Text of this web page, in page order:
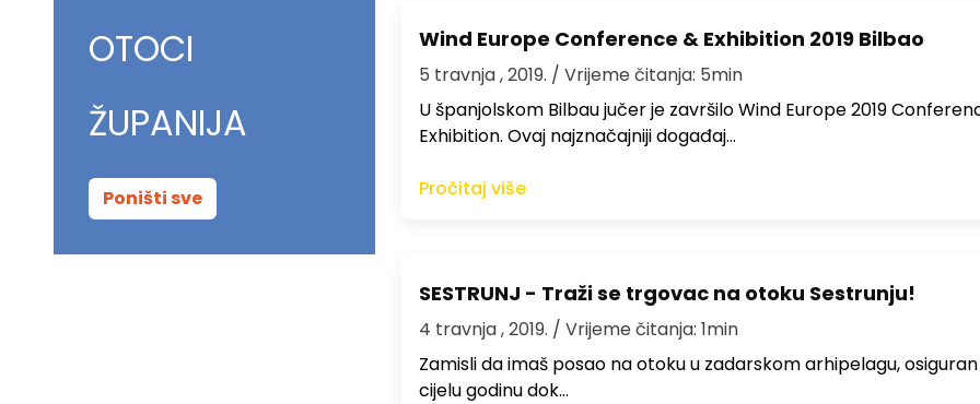
OTOCI
ŽUPANIJA
Poništi sve
Wind Europe Conference & Exhibition 2019 Bilbao
5 travnja , 2019. / Vrijeme čitanja: 5min
U španjolskom Bilbau jučer je završilo Wind Europe 2019
Exhibition. Ovaj najznačajniji događaj…
Pročitaj više
SESTRUNJ - Traži se trgovac na otoku Sestrunju!
4 travnja , 2019. / Vrijeme čitanja: 1min
Zamisli da imaš posao na otoku u zadarskom arhipelagu,
cijelu godinu dok…